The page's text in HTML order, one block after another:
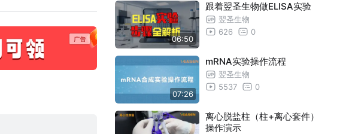
06:50
跟着翌圣生物做ELISA实验
翌圣生物
626
0
07:26
mRNA实验操作流程
翌圣生物
5537
0
离心脱盐柱（柱+离心套件）
操作演示